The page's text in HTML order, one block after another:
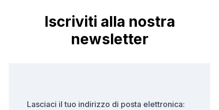
Iscriviti alla nostra
newsletter
Lasciaci il tuo indirizzo di posta elettronica: